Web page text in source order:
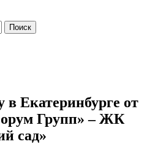
в Екатеринбурге от
Групп» – ЖК
сад»